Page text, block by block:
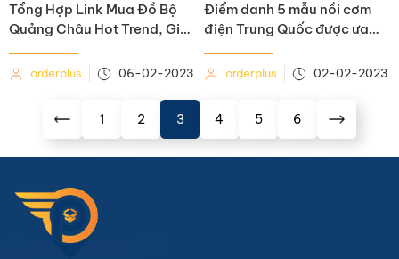
Tổng Hợp Link Mua Đồ Bộ
Quảng Châu Hot Trend, Giá
Rẻ
orderplus 06-02-2023
Điểm danh 5 mẫu nồi cơm
điện Trung Quốc được ưa
chuộng nhất hiện nay
orderplus 02-02-2023
1 2 3 4 5 6